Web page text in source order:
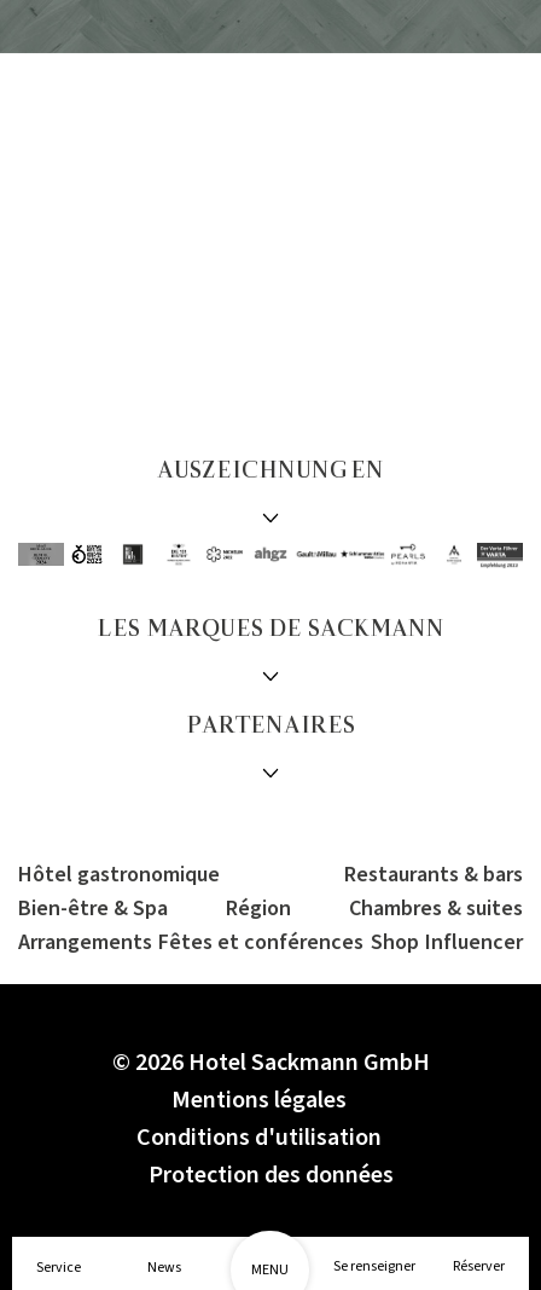
Service News MENU Se renseigner Réserver
AUSZEICHNUNGEN
LES MARQUES DE SACKMANN
PARTENAIRES
Hôtel gastronomique
Restaurants & bars
Bien-être & Spa
Région
Chambres & suites
Arrangements Fêtes et conférences Shop Influencer
© 2026 Hotel Sackmann GmbH
Mentions légales
Conditions d'utilisation
Protection des données